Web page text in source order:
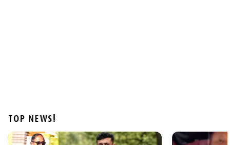
TOP NEWS!